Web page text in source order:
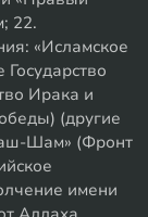
22.
«Исламское
Ирака и
(другие
Шам» (Фронт
имени